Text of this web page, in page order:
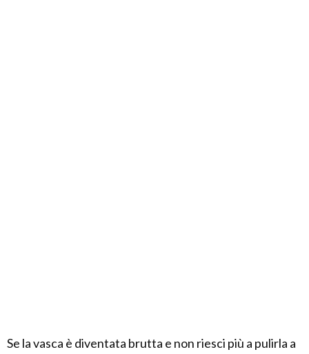
Se la vasca è diventata brutta e non riesci più a pulirla a